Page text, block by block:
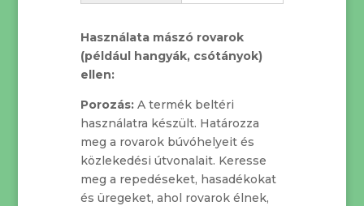
Használata mászó rovarok
(például hangyák, csótányok)
ellen:
Porozás:A termék beltéri
használatra készült. Határozza
meg a rovarok búvóhelyeit és
közlekedési útvonalait. Keresse
meg a repedéseket, hasadékokat
és üregeket, ahol rovarok élnek,